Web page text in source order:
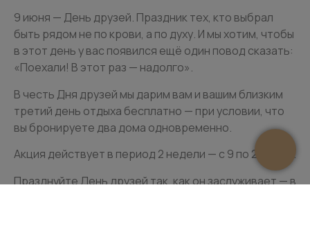
9 июня — День друзей. Праздник тех, кто выбрал
быть рядом не по крови, а по духу. И мы хотим, чтобы
в этот день у вас появился ещё один повод сказать:
«Поехали! В этот раз — надолго».
В честь Дня друзей мы дарим вам и вашим близким
третий день отдыха бесплатно — при условии, что
вы бронируете два дома одновременно.
Акция действует в период 2 недели — с 9 по 23 июня.
Празднуйте День друзей так, как он заслуживает — в